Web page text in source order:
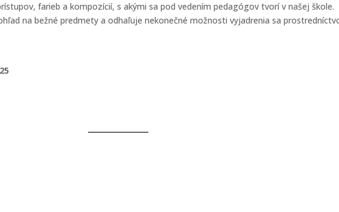
farieb a kompozícií, s akými sa pod vedením pedagógov tvorí v našej škole.
na bežné predmety a odhaľuje nekonečné možnosti vyjadrenia sa